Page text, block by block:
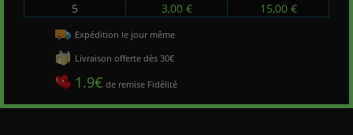
5
3,00 € 15,00 €
Expédition le jour même
Livraison offerte dès 30€
1.9€ de remise Fidélité